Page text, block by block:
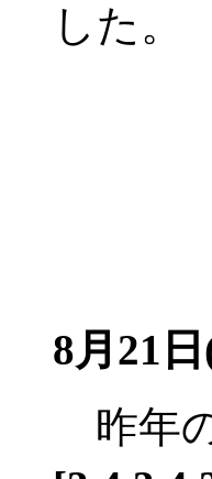
した。
8月21
昨年